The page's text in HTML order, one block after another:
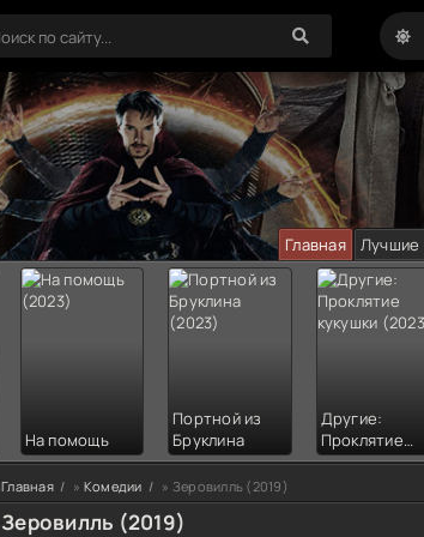
Главная Лучшие
На помощь
Портной из
Бруклина
Другие:
Проклятие
кукушки
Главная » Комедии » Зеровилль (2019)
Зеровилль (2019)